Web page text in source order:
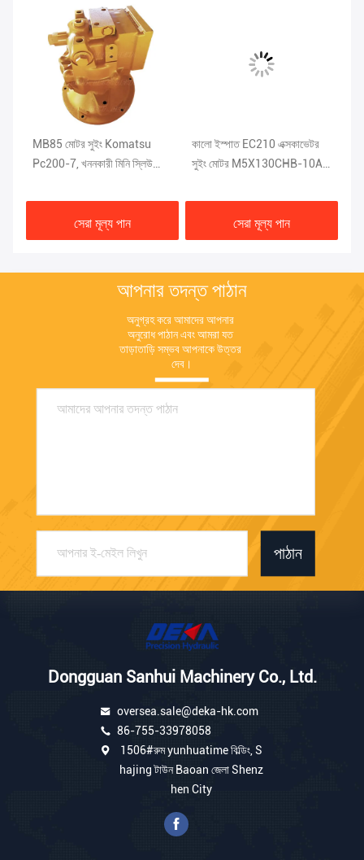
MB85 মোটর সুইং Komatsu
Pc200-7, খননকারী মিনি স্লিউ
সেরা মূল্য পান
কালো ইস্পাত EC210 এক্সকাভেটর
সুইং মোটর M5X130CHB-10A-
সেরা মূল্য পান
আপনার তদন্ত পাঠান
অনুগ্রহ করে আমাদের আপনার
অনুরোধ পাঠান এবং আমরা যত
তাড়াতাড়ি সম্ভব আপনাকে উত্তর
দেব।
পাঠান
Dongguan Sanhui Machinery Co., Ltd.
oversea.sale@deka-hk.com
86-755-33978058
1506#রুম yunhuatime বিল্ডিং, S
hajing টাউন Baoan জেলা Shenz
hen City